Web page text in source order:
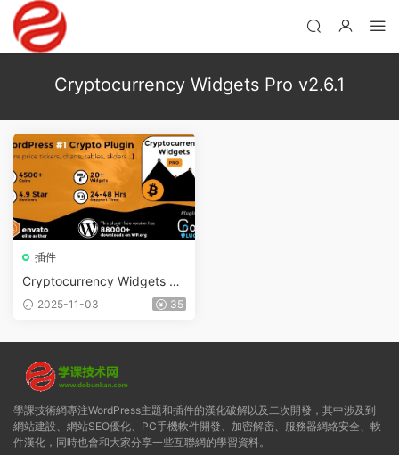
Cryptocurrency Widgets Pro v2.6.1
插件
Cryptocurrency Widgets Pr
o v4.2.0無限制版– WordPres
2025-11-03 35
學課技術網專注WordPress主題和插件的漢化破解以及二次開發，其中涉及到
網站建設、網站SEO優化、PC手機軟件開發、加密解密、服務器網絡安全、軟
件漢化，同時也會和大家分享一些互聯網的學習資料。